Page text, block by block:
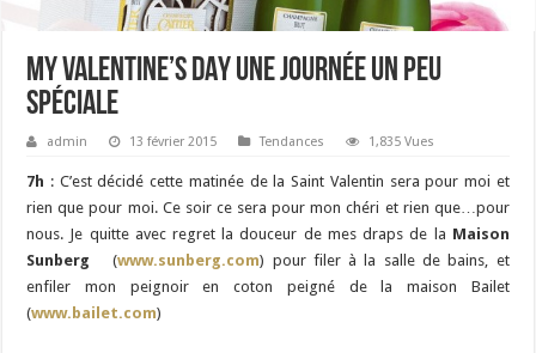
MY VALENTINE’S DAY une journée un peu
spéciale
admin 13 février 2015 Tendances 1,835 Vues
7h : C’est décidé cette matinée de la Saint Valentin sera pour moi et
rien que pour moi. Ce soir ce sera pour mon chéri et rien que…pour
nous. Je quitte avec regret la douceur de mes draps de la Maison
Sunberg (www.sunberg.com) pour filer à la salle de bains, et
enfiler mon peignoir en coton peigné de la maison Bailet
(www.bailet.com)